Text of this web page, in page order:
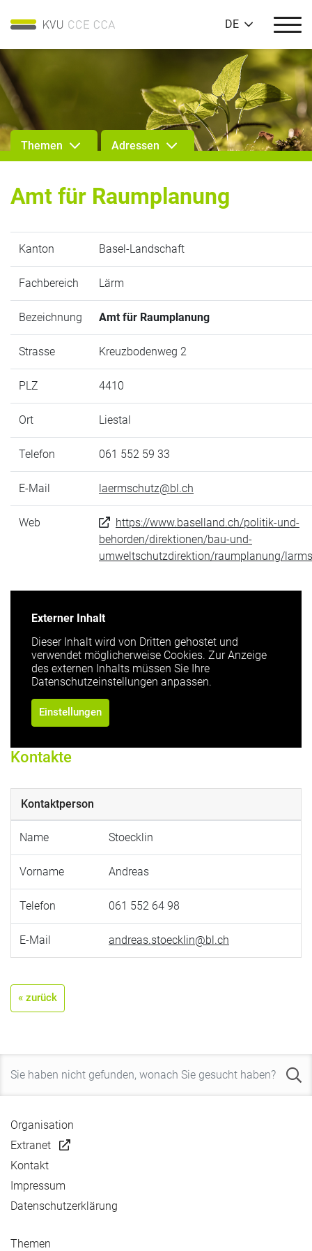
DE
Themen Adressen
Amt für Raumplanung
Kanton Basel-Landschaft
Fachbereich Lärm
Bezeichnung Amt für Raumplanung
Strasse Kreuzbodenweg 2
PLZ 4410
Ort Liestal
Telefon 061 552 59 33
E-Mail laermschutz@bl.ch
Web
https://www.baselland.ch/politik-und-
behorden/direktionen/bau-und-
umweltschutzdirektion/raumplanung/
Externer Inhalt
Dieser Inhalt wird von Dritten gehostet und
verwendet möglicherweise Cookies. Zur Anzeige
des externen Inhalts müssen Sie Ihre
Datenschutzeinstellungen anpassen.
Einstellungen
Kontakte
Kontaktperson
Name Stoecklin
Vorname Andreas
Telefon 061 552 64 98
E-Mail andreas.stoecklin@bl.ch
« zurück
Organisation
Extranet
Kontakt
Impressum
Datenschutzerklärung
Themen